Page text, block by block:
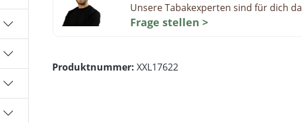
Unsere Tabakexperten sind für dich da
Frage stellen >
Produktnummer: XXL17622